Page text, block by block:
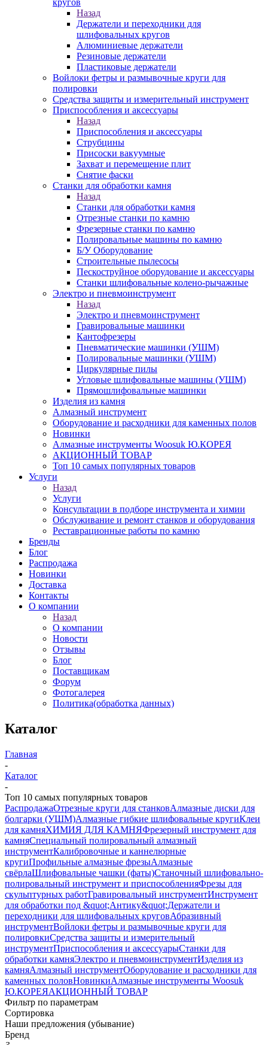
кругов
Назад
Держатели и переходники для
шлифовальных кругов
Алюминиевые держатели
Резиновые держатели
Пластиковые держатели
Войлоки фетры и размывочные круги для
полировки
Средства защиты и измерительный инструмент
Приспособления и аксессуары
Назад
Приспособления и аксессуары
Струбцины
Присоски вакуумные
Захват и перемещение плит
Снятие фаски
Станки для обработки камня
Назад
Станки для обработки камня
Отрезные станки по камню
Фрезерные станки по камню
Полировальные машины по камню
Б/У Оборудование
Строительные пылесосы
Пескоструйное оборудование и аксессуары
Станки шлифовальные колено-рычажные
Электро и пневмоинструмент
Назад
Электро и пневмоинструмент
Гравировальные машинки
Кантофрезеры
Пневматические машинки (УШМ)
Полировальные машинки (УШМ)
Циркулярные пилы
Угловые шлифовальные машины (УШМ)
Прямошлифовальные машинки
Изделия из камня
Алмазный инструмент
Оборудование и расходники для каменных полов
Новинки
Алмазные инструменты Woosuk Ю.КОРЕЯ
АКЦИОННЫЙ ТОВАР
Топ 10 самых популярных товаров
Услуги
Назад
Услуги
Консультации в подборе инструмента и химии
Обслуживание и ремонт станков и оборудования
Реставрационные работы по камню
Бренды
Блог
Распродажа
Новинки
Доставка
Контакты
О компании
Назад
О компании
Новости
Отзывы
Блог
Поставщикам
Форум
Фотогалерея
Политика(обработка данных)
Каталог
Главная
-
Каталог
-
Топ 10 самых популярных товаров
РаспродажаОтрезные круги для станковАлмазные диски для
болгарки (УШМ)Алмазные гибкие шлифовальные кругиКлеи
для камняХИМИЯ ДЛЯ КАМНЯФрезерный инструмент для
камняСпециальный полировальный алмазный
инструментКалибровочные и каннелюрные
кругиПрофильные алмазные фрезыАлмазные
свёрлаШлифовальные чашки (фаты)Станочный шлифовально-
полировальный инструмент и приспособленияФрезы для
скульптурных работГравировальный инструментИнструмент
для обработки под &quot;Антику&quot;Держатели и
переходники для шлифовальных круговАбразивный
инструментВойлоки фетры и размывочные круги для
полировкиСредства защиты и измерительный
инструментПриспособления и аксессуарыСтанки для
обработки камняЭлектро и пневмоинструментИзделия из
камняАлмазный инструментОборудование и расходники для
каменных половНовинкиАлмазные инструменты Woosuk
Ю.КОРЕЯАКЦИОННЫЙ ТОВАР
Фильтр по параметрам
Сортировка
Наши предложения (убывание)
Бренд